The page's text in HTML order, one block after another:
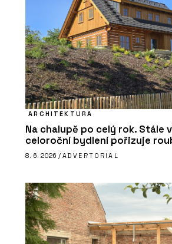
ARCHITEKTURA
Na chalupě po celý rok. Stále
celoroční bydlení pořizuje
8. 6. 2026 / ADVERTORIAL